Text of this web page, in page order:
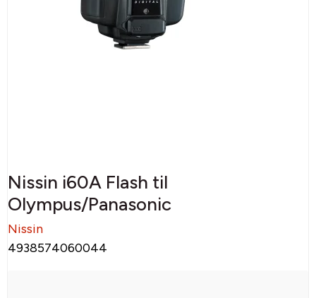
Nissin i60A Flash til
Olympus/Panasonic
Nissin
4938574060044